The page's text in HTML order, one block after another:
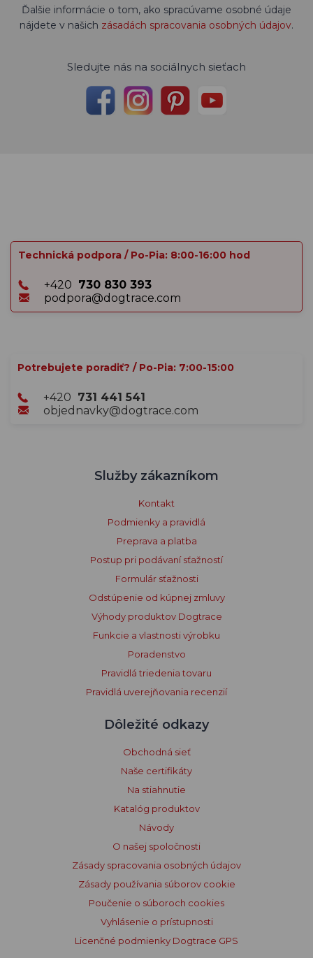
Ďalšie informácie o tom, ako spracúvame osobné údaje
nájdete v našich zásadách spracovania osobných údajov.
Sledujte nás na sociálnych sieťach
Technická podpora / Po-Pia: 8:00-16:00 hod
+420 730 830 393
podpora@dogtrace.com
Potrebujete poradiť? / Po-Pia: 7:00-15:00
+420 731 441 541
objednavky@dogtrace.com
Služby zákazníkom
Kontakt
Podmienky a pravidlá
Preprava a platba
Postup pri podávaní sťažností
Formulár sťažnosti
Odstúpenie od kúpnej zmluvy
Výhody produktov Dogtrace
Funkcie a vlastnosti výrobku
Poradenstvo
Pravidlá triedenia tovaru
Pravidlá uverejňovania recenzií
Dôležité odkazy
Obchodná sieť
Naše certifikáty
Na stiahnutie
Katalóg produktov
Návody
O našej spoločnosti
Zásady spracovania osobných údajov
Zásady používania súborov cookie
Poučenie o súboroch cookies
Vyhlásenie o prístupnosti
Licenčné podmienky Dogtrace GPS